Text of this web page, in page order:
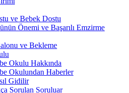
ve Bebek Dostu
Önemi ve Başarılı Emzirme
ve Bekleme
Okulu Hakkında
Okulundan Haberler
Gidilir
Sorulan Soruluar